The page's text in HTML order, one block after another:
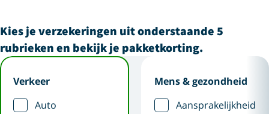
Kies je verzekeringen uit onderstaande 5
rubrieken en bekijk je pakketkorting.
Verkeer
Auto
Mens & gezondheid
Aansprakelijkheid